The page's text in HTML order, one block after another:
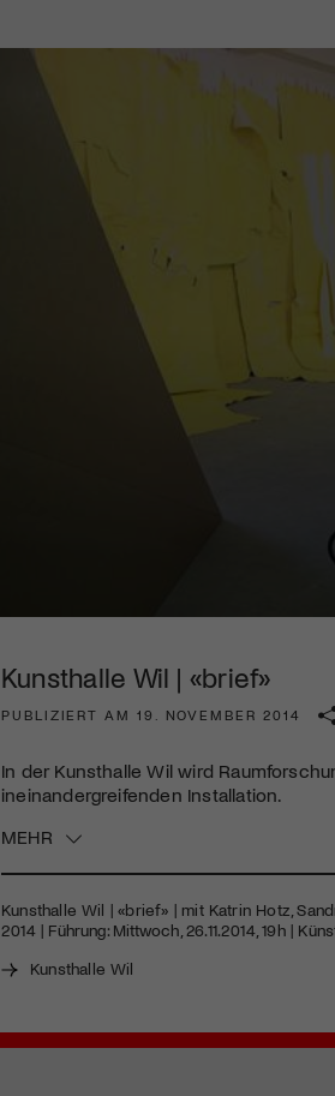
Kunsthalle Wil | «brief»
PUBLIZIERT AM 19. NOVEMBER 2014
In der Kunsthalle Wil wird
ineinandergreifenden Installation.
MEHR
Kunsthalle Wil | «brief» | mit Katrin Hotz,
2014 | Führung: Mittwoch, 26.11.2014, 19h |
Kunsthalle Wil
Mach mit: «Be Part of
Engagiere dich als
Kulturinstitution und
Mit deiner
diversen Kulturevents.
Jetzt Mitglied werden